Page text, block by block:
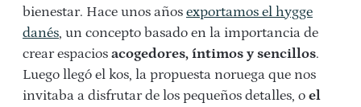
bienestar. Hace unos años exportamos el hygge
danés, un concepto basado en la importancia de
crear espacios acogedores, íntimos y sencillos.
Luego llegó el kos, la propuesta noruega que nos
invitaba a disfrutar de los pequeños detalles, o el